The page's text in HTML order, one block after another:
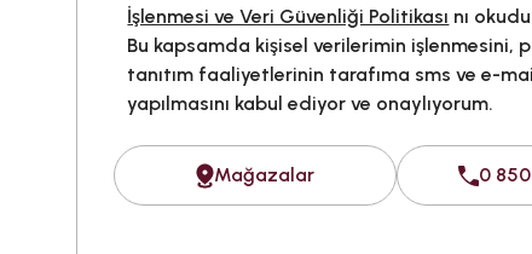
İşlenmesi ve Veri Güvenliği Politikası nı
Bu kapsamda kişisel verilerimin işlenmesini,
tanıtım faaliyetlerinin tarafıma sms ve e-
yapılmasını kabul ediyor ve onaylıyorum.
Mağazalar 0 850